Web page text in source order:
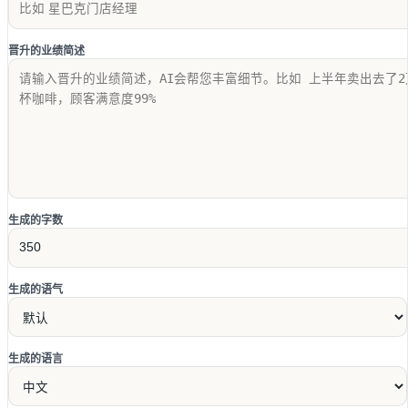
晋升的业绩简述
生成的字数
生成的语气
生成的语言